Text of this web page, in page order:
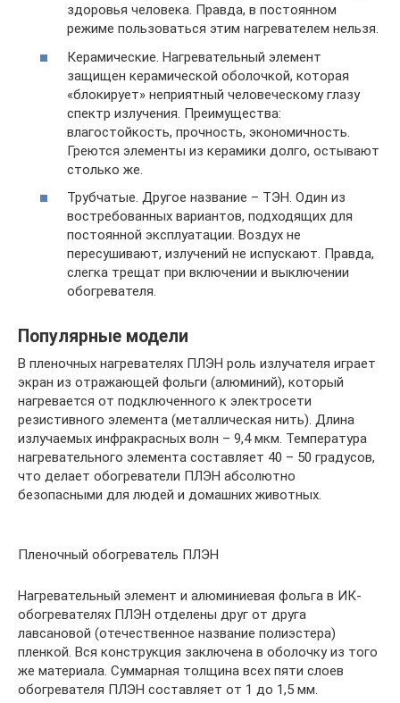
здоровья человека. Правда, в постоянном
режиме пользоваться этим нагревателем нельзя.
Керамические. Нагревательный элемент
защищен керамической оболочкой, которая
«блокирует» неприятный человеческому глазу
спектр излучения. Преимущества:
влагостойкость, прочность, экономичность.
Греются элементы из керамики долго, остывают
столько же.
Трубчатые. Другое название – ТЭН. Один из
востребованных вариантов, подходящих для
постоянной эксплуатации. Воздух не
пересушивают, излучений не испускают. Правда,
слегка трещат при включении и выключении
обогревателя.
Популярные модели
В пленочных нагревателях ПЛЭН роль излучателя играет
экран из отражающей фольги (алюминий), который
нагревается от подключенного к электросети
резистивного элемента (металлическая нить). Длина
излучаемых инфракрасных волн – 9,4 мкм. Температура
нагревательного элемента составляет 40 – 50 градусов,
что делает обогреватели ПЛЭН абсолютно
безопасными для людей и домашних животных.
Пленочный обогреватель ПЛЭН
Нагревательный элемент и алюминиевая фольга в ИК-
обогревателях ПЛЭН отделены друг от друга
лавсановой (отечественное название полиэстера)
пленкой. Вся конструкция заключена в оболочку из того
же материала. Суммарная толщина всех пяти слоев
обогревателя ПЛЭН составляет от 1 до 1,5 мм.